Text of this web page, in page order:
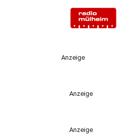
Anzeige
Anzeige
Anzeige